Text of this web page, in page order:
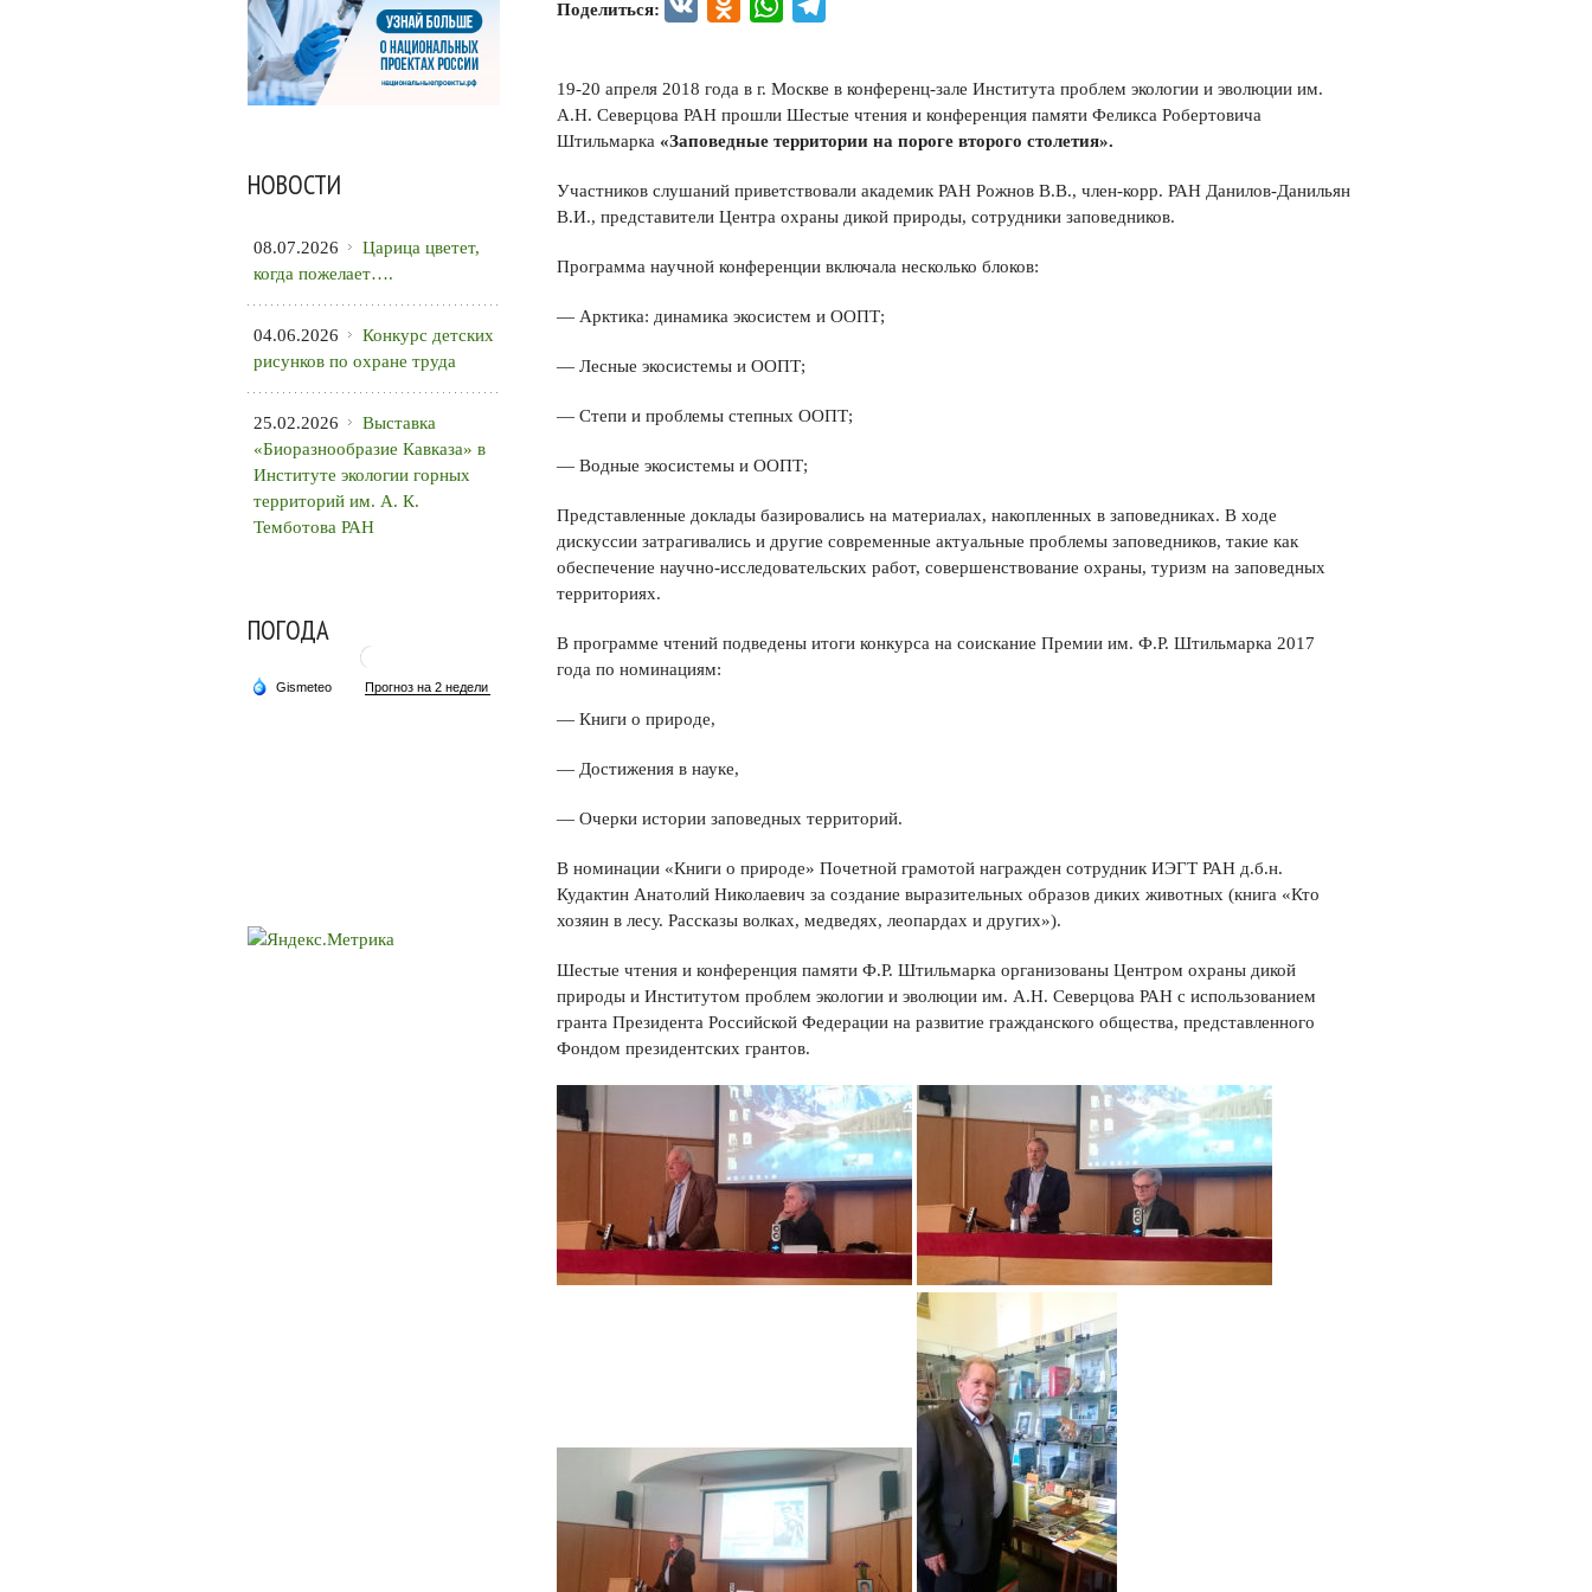
Поделиться: VK Odnoklassniki
WhatsApp
19-20 апреля 2018 года в г. Москве в конференц-зале Института проблем экологии и эволюции им.
А.Н. Северцова РАН прошли Шестые чтения и конференция памяти Феликса Робертовича
Штильмарка «Заповедные территории на пороге второго столетия».
Участников слушаний приветствовали академик РАН Рожнов В.В., член-корр. РАН Данилов-Данильян
В.И., представители Центра охраны дикой природы, сотрудники заповедников.
Программа научной конференции включала несколько блоков:
— Арктика: динамика экосистем и ООПТ;
— Лесные экосистемы и ООПТ;
— Степи и проблемы степных ООПТ;
— Водные экосистемы и ООПТ;
Представленные доклады базировались на материалах, накопленных в заповедниках. В ходе
дискуссии затрагивались и другие современные актуальные проблемы заповедников, такие как
обеспечение научно-исследовательских работ, совершенствование охраны, туризм на заповедных
территориях.
В программе чтений подведены итоги конкурса на соискание Премии им. Ф.Р. Штильмарка 2017
года по номинациям:
— Книги о природе,
— Достижения в науке,
— Очерки истории заповедных территорий.
В номинации «Книги о природе» Почетной грамотой награжден сотрудник ИЭГТ РАН д.б.н.
Кудактин Анатолий Николаевич за создание выразительных образов диких животных (книга «Кто
хозяин в лесу. Рассказы волках, медведях, леопардах и других»).
Шестые чтения и конференция памяти Ф.Р. Штильмарка организованы Центром охраны дикой
природы и Институтом проблем экологии и эволюции им. А.Н. Северцова РАН с использованием
гранта Президента Российской Федерации на развитие гражданского общества, представленного
Фондом президентских грантов.
НОВОСТИ
08.07.2026
Царица цветет,
когда пожелает….
04.06.2026
Конкурс детских
рисунков по охране труда
25.02.2026
Выставка
«Биоразнообразие Кавказа» в
Институте экологии горных
территорий им. А. К.
Темботова РАН
ПОГОДА